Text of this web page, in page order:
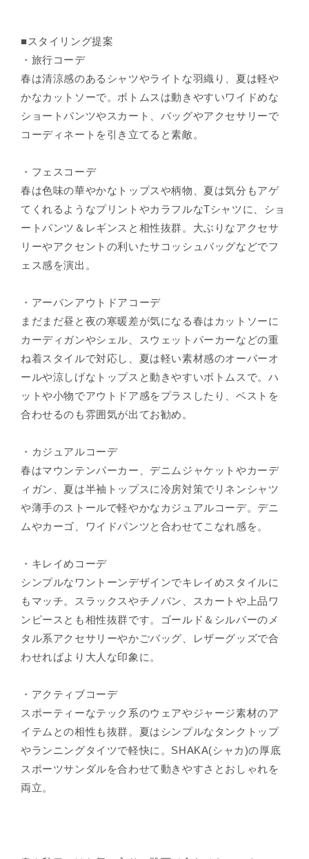
■スタイリング提案
・旅行コーデ
春は清涼感のあるシャツやライトな羽織り、夏は軽や
かなカットソーで。ボトムスは動きやすいワイドめな
ショートパンツやスカート、バッグやアクセサリーで
コーディネートを引き立てると素敵。
・フェスコーデ
春は色味の華やかなトップスや柄物、夏は気分もアゲ
てくれるようなプリントやカラフルなTシャツに、ショ
ートパンツ＆レギンスと相性抜群。大ぶりなアクセサ
リーやアクセントの利いたサコッシュバッグなどでフ
ェス感を演出。
・アーバンアウトドアコーデ
まだまだ昼と夜の寒暖差が気になる春はカットソーに
カーディガンやシェル、スウェットパーカーなどの重
ね着スタイルで対応し、夏は軽い素材感のオーバーオ
ールや涼しげなトップスと動きやすいボトムスで。ハ
ットや小物でアウトドア感をプラスしたり、ベストを
合わせるのも雰囲気が出てお勧め。
・カジュアルコーデ
春はマウンテンパーカー、デニムジャケットやカーデ
ィガン、夏は半袖トップスに冷房対策でリネンシャツ
や薄手のストールで軽やかなカジュアルコーデ。デニ
ムやカーゴ、ワイドパンツと合わせてこなれ感を。
・キレイめコーデ
シンプルなワントーンデザインでキレイめスタイルに
もマッチ。スラックスやチノパン、スカートや上品ワ
ンピースとも相性抜群です。ゴールド＆シルバーのメ
タル系アクセサリーやかごバッグ、レザーグッズで合
わせればより大人な印象に。
・アクティブコーデ
スポーティーなテック系のウェアやジャージ素材のア
イテムとの相性も抜群。夏はシンプルなタンクトップ
やランニングタイツで軽快に。SHAKA(シャカ)の厚底
スポーツサンダルを合わせて動きやすさとおしゃれを
両立。